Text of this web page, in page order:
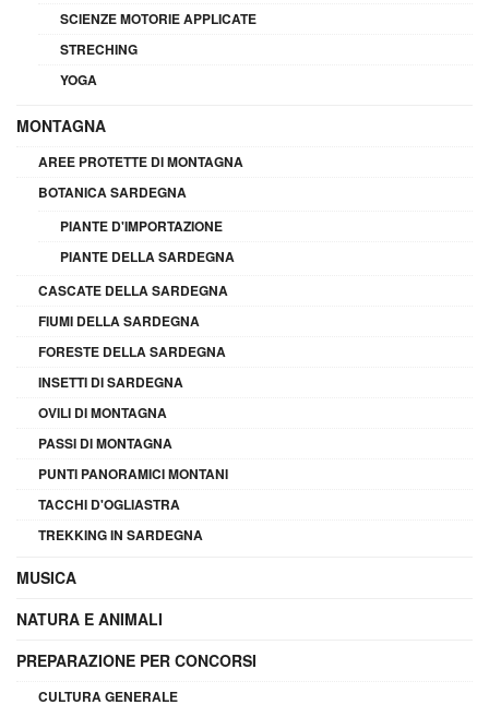
SCIENZE MOTORIE APPLICATE
STRECHING
YOGA
MONTAGNA
AREE PROTETTE DI MONTAGNA
BOTANICA SARDEGNA
PIANTE D'IMPORTAZIONE
PIANTE DELLA SARDEGNA
CASCATE DELLA SARDEGNA
FIUMI DELLA SARDEGNA
FORESTE DELLA SARDEGNA
INSETTI DI SARDEGNA
OVILI DI MONTAGNA
PASSI DI MONTAGNA
PUNTI PANORAMICI MONTANI
TACCHI D'OGLIASTRA
TREKKING IN SARDEGNA
MUSICA
NATURA E ANIMALI
PREPARAZIONE PER CONCORSI
CULTURA GENERALE